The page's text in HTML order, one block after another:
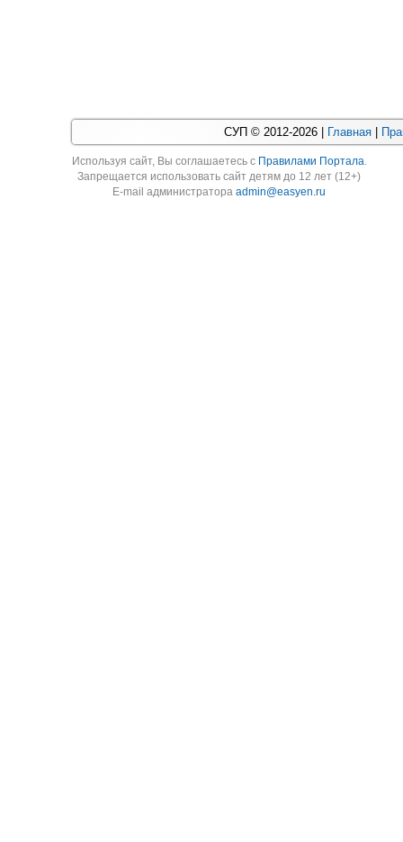
СУП © 2012-2026 | Главная
Используя cайт, Вы соглашаетесь с Правилами Портала.
Запрещается использовать сайт детям до 12 лет (12+)
E-mail администратораadmin@easyen.ru